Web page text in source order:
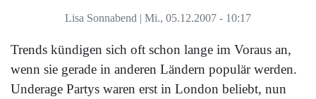
Lisa Sonnabend | Mi., 05.12.2007 - 10:17
Trends kündigen sich oft schon lange im Voraus an,
wenn sie gerade in anderen Ländern populär werden.
Underage Partys waren erst in London beliebt, nun